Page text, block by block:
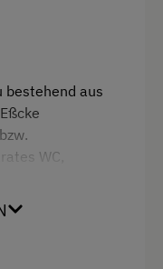
bestehend aus
WC,